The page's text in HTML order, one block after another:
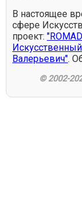
В настоящее
сфере
проект:
Валерьевич".
© 2002-